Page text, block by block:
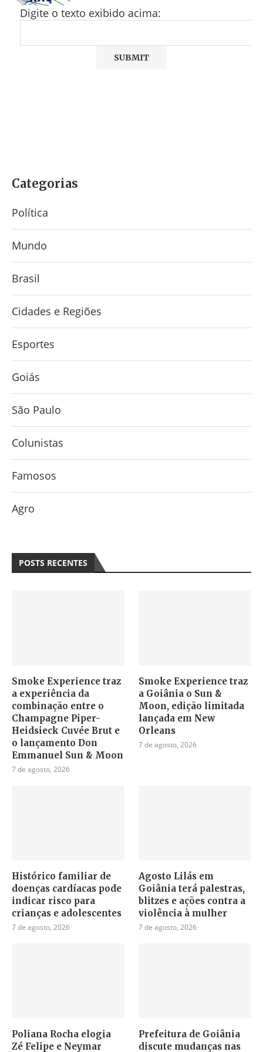
Digite o texto exibido acima:
Categorias
Política
Mundo
Brasil
Cidades e Regiões
Esportes
Goiás
São Paulo
Colunistas
Famosos
Agro
POSTS RECENTES
Smoke Experience traz
a experiência da
combinação entre o
Champagne Piper-
Heidsieck Cuvée Brut e
o lançamento Don
Emmanuel Sun & Moon
7 de agosto, 2026
Smoke Experience traz
a Goiânia o Sun &
Moon, edição limitada
lançada em New
Orleans
7 de agosto, 2026
Histórico familiar de
doenças cardíacas pode
indicar risco para
crianças e adolescentes
7 de agosto, 2026
Agosto Lilás em
Goiânia terá palestras,
blitzes e ações contra a
violência à mulher
7 de agosto, 2026
Poliana Rocha elogia
Zé Felipe e Neymar
Prefeitura de Goiânia
discute mudanças nas